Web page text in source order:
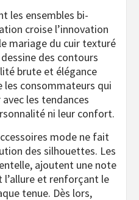
les ensembles bi-
croise l’innovation
mariage du cuir texturé
des contours
brute et élégance
les consommateurs qui
les tendances
ni leur confort.
mode ne fait
des silhouettes. Les
ajoutent une note
et renforçant le
tenue. Dès lors,